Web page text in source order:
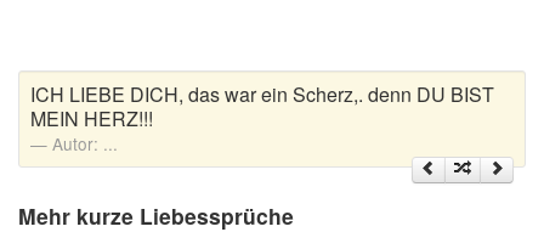
Liebesbotschaft
Liebesbriefe
Liebeserklärung
Liebesfilme
ICH LIEBE DICH, das war ein Scherz,. denn DU BIST
MEIN HERZ!!!
Autor: ...
Mehr kurze Liebessprüche